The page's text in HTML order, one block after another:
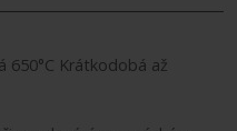
Krátkodobá až